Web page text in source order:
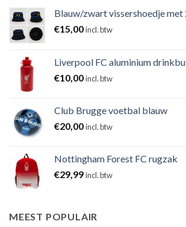
Blauw/zwart vissershoedje met
€15,00incl. btw
Liverpool FC aluminium
€10,00incl. btw
Club Brugge voetbal blauw
€20,00incl. btw
Nottingham Forest FC rugzak
€29,99incl. btw
MEEST POPULAIR